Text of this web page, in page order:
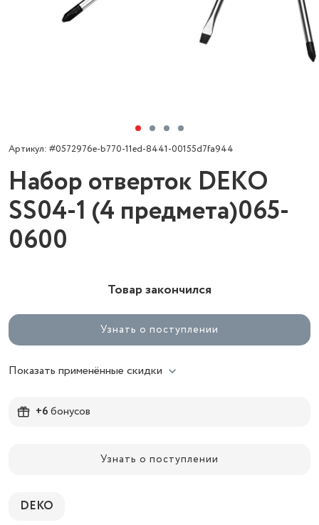
Артикул: #0572976e-b770-11ed-8441-00155d7fa944
Набор отверток DEKO
SS04-1 (4 предмета)065-
0600
Товар закончился
Узнать о поступлении
Показать применённые скидки
+6бонусов
Узнать о поступлении
DEKO